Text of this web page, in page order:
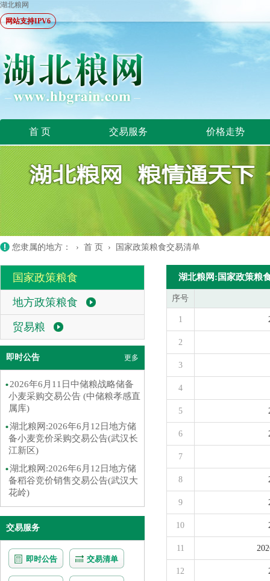
湖北粮网
网站支持IPV6
首 页 交易服务 价格走势
您隶属的地方： › 首 页 › 国家政策粮食交易清单
国家政策粮食
地方政策粮食
贸易粮
即时公告 更多
2026年6月11日中储粮战略储备
小麦采购交易公告 (中储粮孝感直
属库)
湖北粮网:2026年6月12日地方储
备小麦竞价采购交易公告(武汉长
江新区)
湖北粮网:2026年6月12日地方储
备稻谷竞价销售交易公告(武汉大
花岭)
交易服务
即时公告 交易清单
湖北粮网:国家政策粮
序号
1
2
3
4
5
6
7
8
9
10
11
12